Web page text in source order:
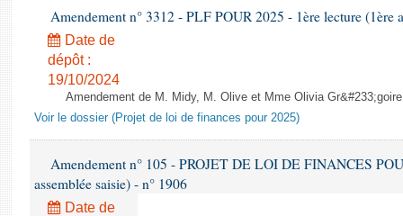
Amendement n° 3312 - PLF POUR 2025 - 1ère lecture (1ère
Date de
dépôt :
19/10/2024
Amendement de M. Midy, M. Olive et Mme Olivia
Voir le dossier (Projet de loi de finances pour 2025)
Amendement n° 105 - PROJET DE LOI DE FINANCES
assemblée saisie) - n° 1906
Date de